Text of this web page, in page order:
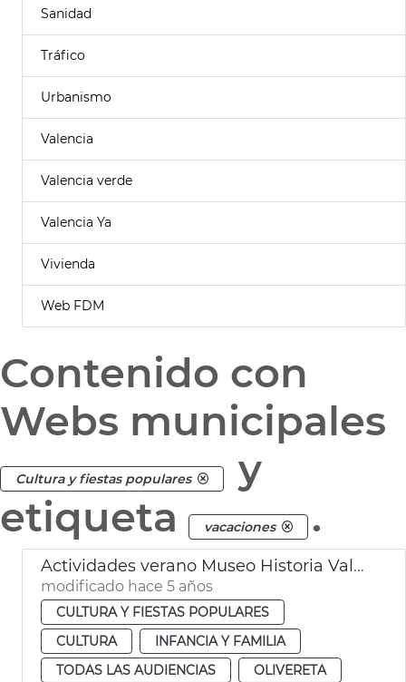
Sanidad
Tráfico
Urbanismo
Valencia
Valencia verde
Valencia Ya
Vivienda
Web FDM
Contenido con
Webs municipales
Cultura y fiestas populares
y
etiqueta
vacaciones .
Actividades verano Museo Historia València
modificado hace 5 años
CULTURA Y FIESTAS POPULARES
CULTURA
INFANCIA Y FAMILIA
TODAS LAS AUDIENCIAS
OLIVERETA